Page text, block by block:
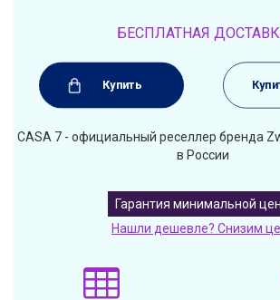
БЕСПЛАТНАЯ
Купить
CASA 7 - официальный реселлер бренда
в России
Гарантия минимальной
Нашли дешевле? Снизим